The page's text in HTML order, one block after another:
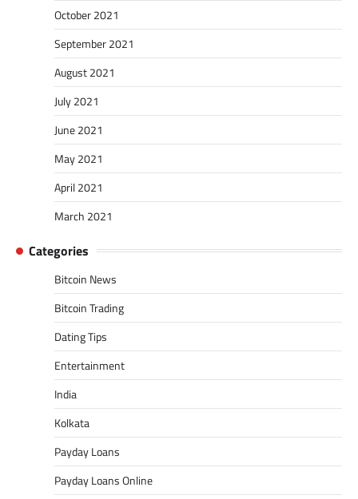
October 2021
September 2021
August 2021
July 2021
June 2021
May 2021
April 2021
March 2021
Categories
Bitcoin News
Bitcoin Trading
Dating Tips
Entertainment
India
Kolkata
Payday Loans
Payday Loans Online